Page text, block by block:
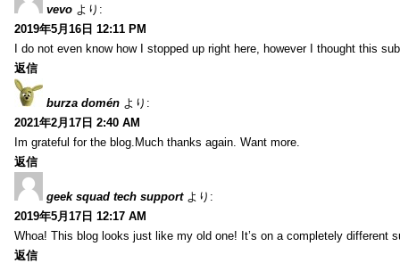
vevo より:
2019年5月16日 12:11 PM
I do not even know how I stopped up right here, however I thought this
返信
burza domén より:
2021年2月17日 2:40 AM
Im grateful for the blog.Much thanks again. Want more.
返信
geek squad tech support より:
2019年5月17日 12:17 AM
Whoa! This blog looks just like my old one! It’s on a completely
返信